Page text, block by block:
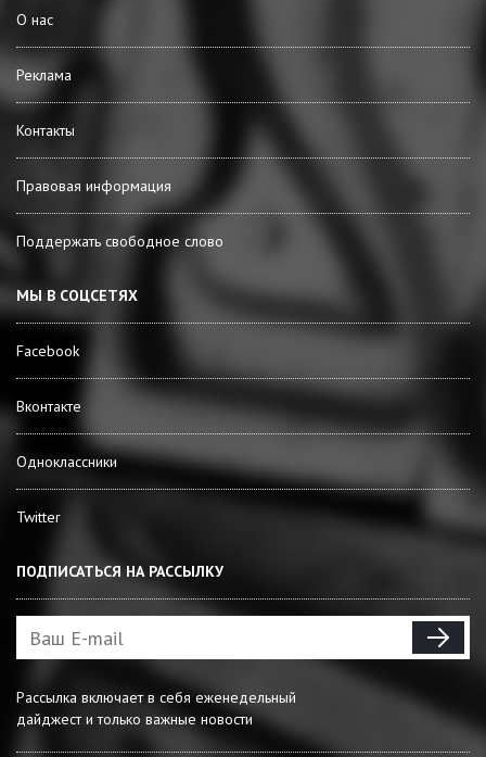
О нас
Реклама
Контакты
Правовая информация
Поддержать свободное слово
МЫ В СОЦСЕТЯХ
Facebook
Вконтакте
Одноклассники
Twitter
ПОДПИСАТЬСЯ НА РАССЫЛКУ
Рассылка включает в себя еженедельный
дайджест и только важные новости